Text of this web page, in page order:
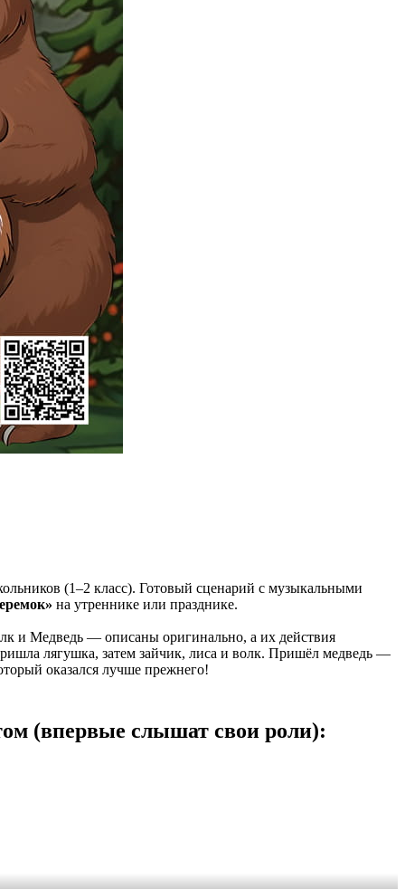
(1–2 класс). Готовый сценарий с музыкальными
на утреннике или празднике.
Медведь — описаны оригинально, а их действия
лягушка, затем зайчик, лиса и волк. Пришёл медведь —
оказался лучше прежнего!
(впервые слышат свои роли):